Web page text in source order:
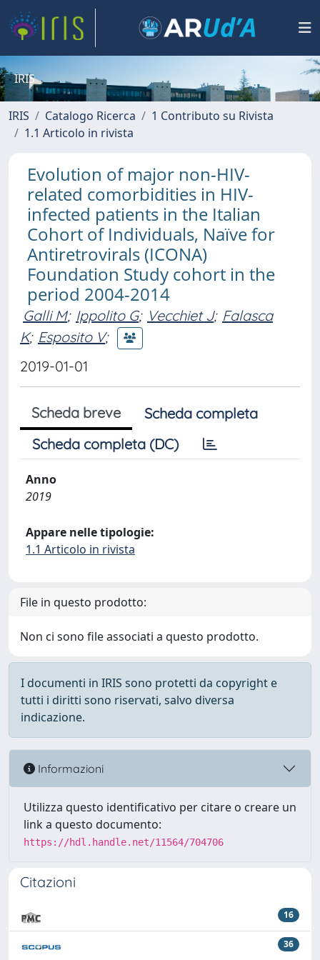
IRIS
IRIS Catalogo Ricerca
1 Contributo su Rivista
1.1 Articolo in rivista
Evolution of major non-HIV-
related comorbidities in HIV-
infected patients in the Italian
Cohort of Individuals, Naïve for
Antiretrovirals (ICONA)
Foundation Study cohort in the
period 2004-2014
Galli M; Ippolito G; Vecchiet J; Falasca
K; Esposito V;
2019-01-01
Scheda breve
Scheda completa
Scheda completa (DC)
Anno
2019
Appare nelle tipologie:
1.1 Articolo in rivista
File in questo prodotto:
Non ci sono file associati a questo prodotto.
I documenti in IRIS sono protetti da copyright e
tutti i diritti sono riservati, salvo diversa
indicazione.
Informazioni
Utilizza questo identificativo per citare o creare un
link a questo documento:
https://hdl.handle.net/11564/704706
Citazioni
16
36